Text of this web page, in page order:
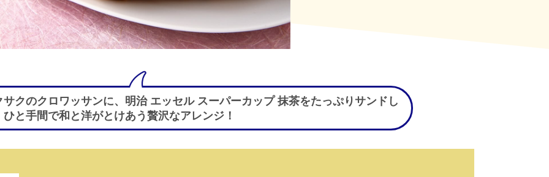
サクのクロワッサンに、明治 エッセル スーパーカップ 抹茶をたっぷりサンドし
ひと手間で和と洋がとけあう贅沢なアレンジ！